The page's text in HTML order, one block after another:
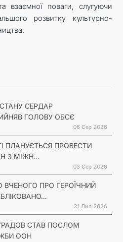
взаємної поваги, слугуючи
розвитку культурно-
СЕРДАР
ГОЛОВУ ОБСЄ
06 Сер 2026
ПЛАНУЄТЬСЯ ПРОВЕСТИ
З МІЖН...
03 Сер 2026
ВЧЕНОГО ПРО ГЕРОЇЧНИЙ
31 Лип 2026
СТАВ ПОСЛОМ
ООН